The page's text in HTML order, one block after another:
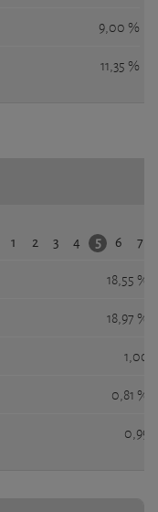
9,00 %
11,35 %
1 2 3 4 5 6 7
18,55 %
18,97 %
1,00
0,81 %
0,99